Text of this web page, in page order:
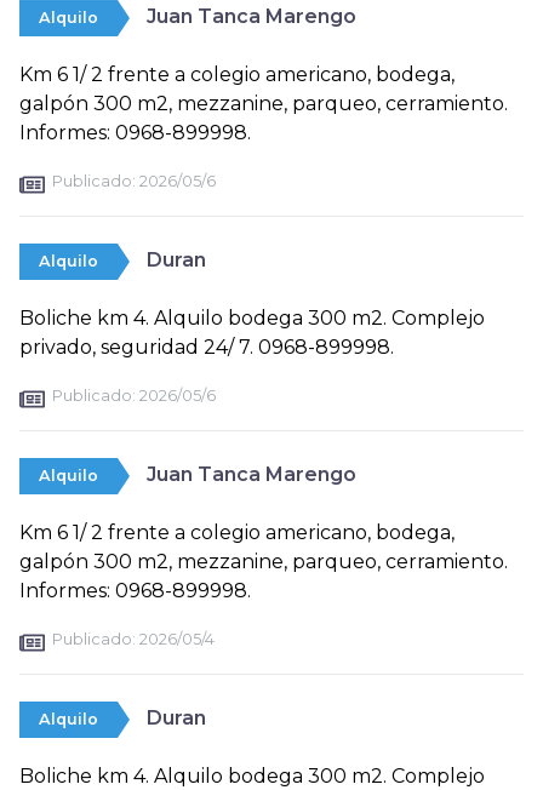
Alquilo Juan Tanca Marengo
Km 6 1/ 2 frente a colegio americano, bodega,
galpón 300 m2, mezzanine, parqueo, cerramiento.
Informes: 0968-899998.
Publicado: 2026/05/6
Alquilo Duran
Boliche km 4. Alquilo bodega 300 m2. Complejo
privado, seguridad 24/ 7. 0968-899998.
Publicado: 2026/05/6
Alquilo Juan Tanca Marengo
Km 6 1/ 2 frente a colegio americano, bodega,
galpón 300 m2, mezzanine, parqueo, cerramiento.
Informes: 0968-899998.
Publicado: 2026/05/4
Alquilo Duran
Boliche km 4. Alquilo bodega 300 m2. Complejo